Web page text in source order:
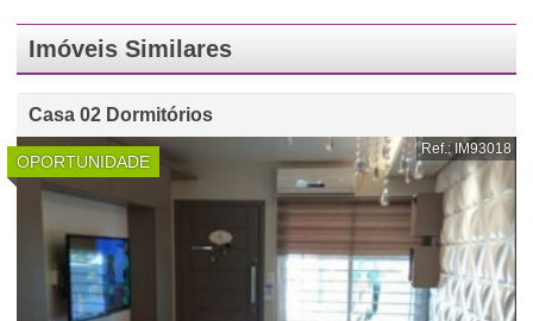
Imóveis Similares
Casa 02 Dormitórios
OPORTUNIDADE
Ref.: IM93018